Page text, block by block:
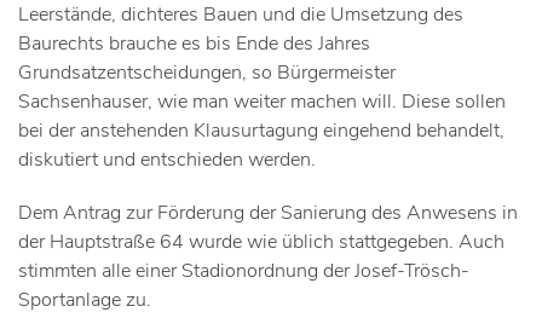
Leerstände, dichteres Bauen und die Umsetzung des
Baurechts brauche es bis Ende des Jahres
Grundsatzentscheidungen, so Bürgermeister
Sachsenhauser, wie man weiter machen will. Diese sollen
bei der anstehenden Klausurtagung eingehend behandelt,
diskutiert und entschieden werden.
Dem Antrag zur Förderung der Sanierung des Anwesens in
der Hauptstraße 64 wurde wie üblich stattgegeben. Auch
stimmten alle einer Stadionordnung der Josef-Trösch-
Sportanlage zu.